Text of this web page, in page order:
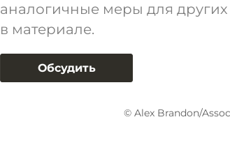
аналогичные меры для
в материале.
Обсудить
© Alex Brandon/